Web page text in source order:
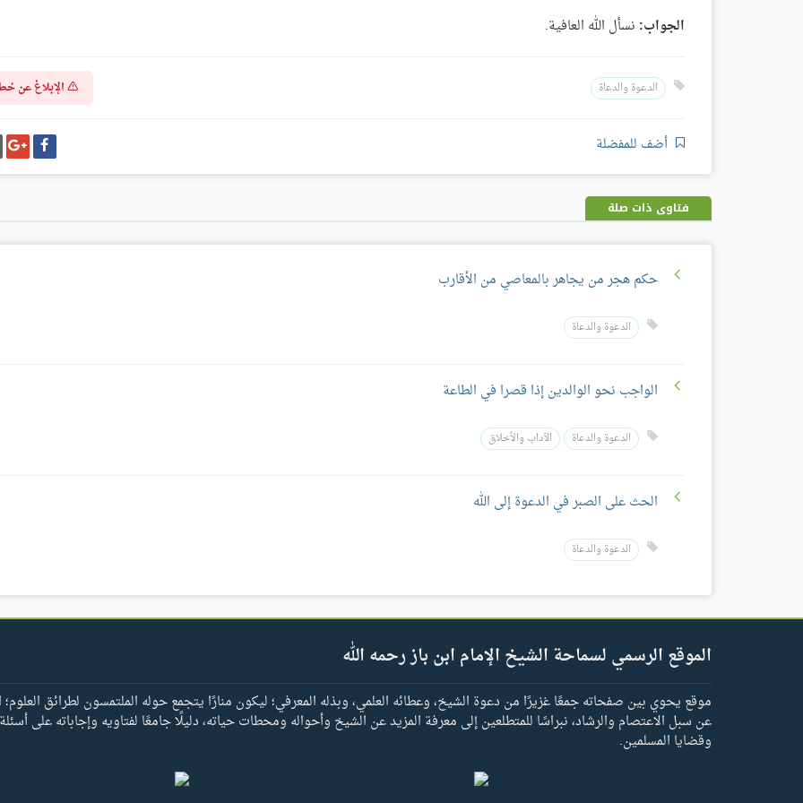
الجواب: نسأل الله العافية.
الدعوة والدعاة الإبلاغ عن
أضف للمفضلة شارك
على
فيسبوك
فتاوى ذات صلة
حكم هجر من يجاهر بالمعاصي من الأقارب
الدعوة والدعاة
الواجب نحو الوالدين إذا قصرا في الطاعة
الدعوة والدعاة الآداب والأخلاق
الحث على الصبر في الدعوة إلى الله
الدعوة والدعاة
الموقع الرسمي لسماحة الشيخ الإمام ابن باز رحمه الله
موقع يحوي بين صفحاته جمعًا غزيرًا من دعوة الشيخ، وعطائه العلمي، وبذله المعرفي؛ ليكون منارًا يتجمع حوله الملتمسون لطرائق العلوم؛
عن سبل الاعتصام والرشاد، نبراسًا للمتطلعين إلى معرفة المزيد عن الشيخ وأحواله ومحطات حياته، دليلًا جامعًا لفتاويه وإجاباته على
وقضايا المسلمين.